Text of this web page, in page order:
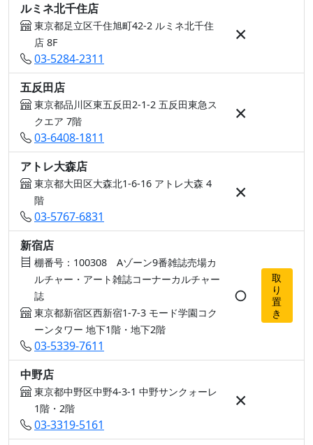
ルミネ北千住店
東京都足立区千住旭町42-2 ルミネ北千住
店 8F
03-5284-2311
×
五反田店
東京都品川区東五反田2-1-2 五反田東急ス
クエア 7階
03-6408-1811
×
アトレ大森店
東京都大田区大森北1-6-16 アトレ大森 4
階
03-5767-6831
×
新宿店
棚番号：100308 Aゾーン9番雑誌売場カ
ルチャー・アート雑誌コーナーカルチャー
誌
東京都新宿区西新宿1-7-3 モード学園コク
ーンタワー 地下1階・地下2階
03-5339-7611
○
取
り
置
き
中野店
東京都中野区中野4-3-1 中野サンクォーレ
1階・2階
03-3319-5161
×